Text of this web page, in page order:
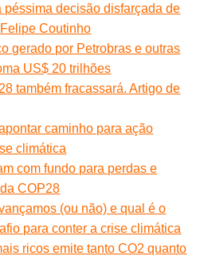
péssima decisão disfarçada de
Coutinho
gerado por Petrobras e outras
US$ 20 trilhões
também fracassará. Artigo de
caminho para ação
climática
com fundo para perdas e
COP28
(ou não) e qual é o
para conter a crise climática
ricos emite tanto CO2 quanto